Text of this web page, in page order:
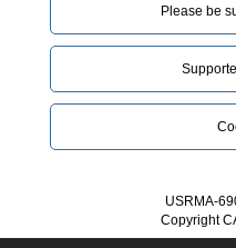
Please be
USRMA-
Copyright